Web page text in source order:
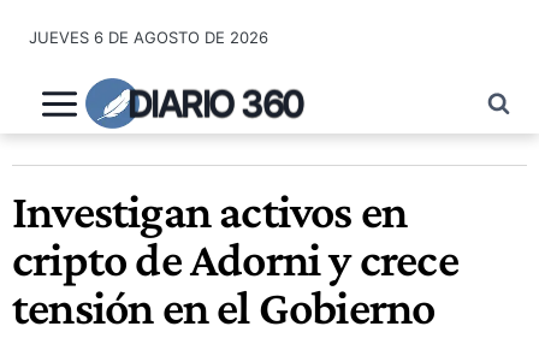
contenido
JUEVES 6 DE AGOSTO DE 2026
DIARIO 360
Investigan activos en
cripto de Adorni y crece
tensión en el Gobierno